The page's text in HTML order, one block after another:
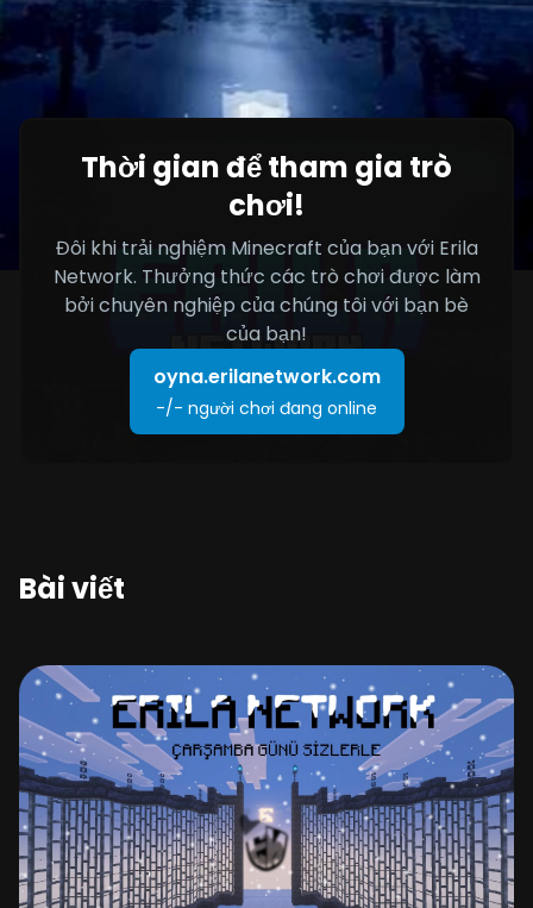
Thời gian để tham gia trò
chơi!
Đôi khi trải nghiệm Minecraft của bạn với Erila
Network. Thưởng thức các trò chơi được làm
bởi chuyên nghiệp của chúng tôi với bạn bè
của bạn!
oyna.erilanetwork.com
-/- người chơi đang online
Bài viết